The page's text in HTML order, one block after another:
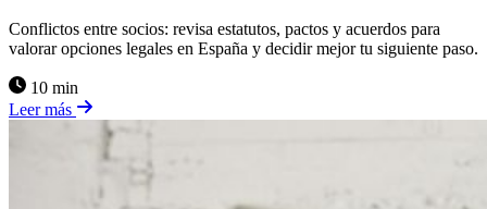
Conflictos entre socios: revisa estatutos, pactos y acuerdos para
valorar opciones legales en España y decidir mejor tu siguiente paso.
10 min
Leer más